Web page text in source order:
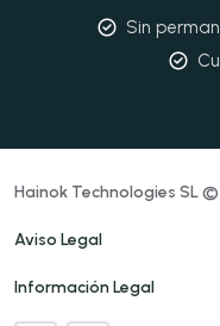
Sin
Hainok Technologies SL
Aviso Legal
Información Legal